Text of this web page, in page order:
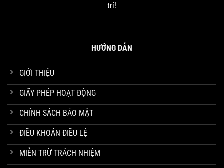
Kèo Chấp 1/1.5 Là Gì – 33win Giải Đáp Thắc Mắc Của Người Chơi
Tháng 3 20, 2025
trí!
HƯỚNG DẪN
GIỚI THIỆU
GIẤY PHÉP HOẠT ĐỘNG
CHÍNH SÁCH BẢO MẬT
ĐIỀU KHOẢN ĐIỀU LỆ
MIỄN TRỪ TRÁCH NHIỆM